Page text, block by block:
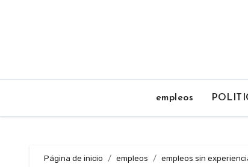
empleos
Página de inicio empleos
empleos sin